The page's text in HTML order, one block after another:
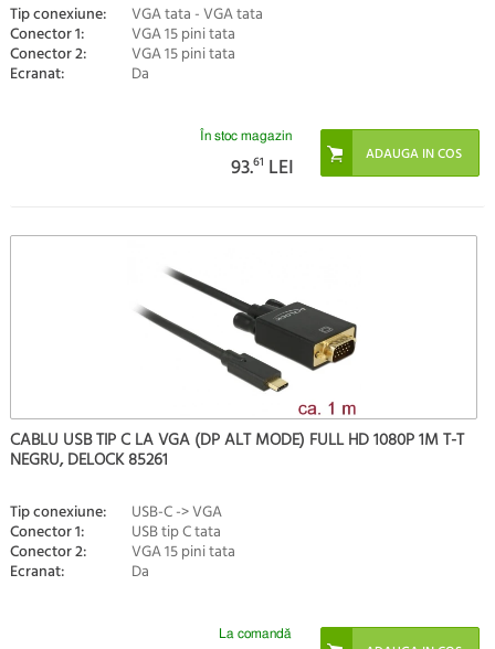
Tip conexiune: VGA tata - VGA tata
Conector 1: VGA 15 pini tata
Conector 2: VGA 15 pini tata
Ecranat: Da
În stoc magazin
93.61 LEI
CABLU USB TIP C LA VGA (DP ALT MODE) FULL HD 1080P 1M T-T
NEGRU, DELOCK 85261
Tip conexiune: USB-C -> VGA
Conector 1: USB tip C tata
Conector 2: VGA 15 pini tata
Ecranat: Da
La comandă